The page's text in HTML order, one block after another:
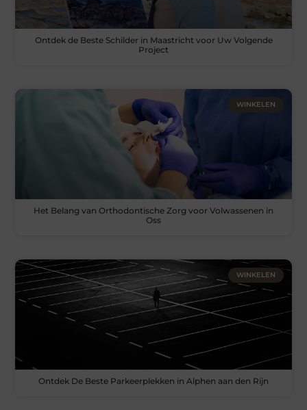
Ontdek de Beste Schilder in Maastricht voor Uw Volgende
Project
WINKELEN
Het Belang van Orthodontische Zorg voor Volwassenen in
Oss
WINKELEN
Ontdek De Beste Parkeerplekken in Alphen aan den Rijn